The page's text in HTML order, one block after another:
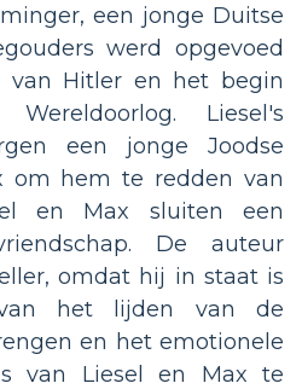
een jonge Duitse
werd opgevoed
van Hitler en het begin
Liesel's
een jonge Joodse
om hem te redden van
en Max sluiten een
De auteur
omdat hij in staat is
het lijden van de
en het emotionele
van Liesel en Max te